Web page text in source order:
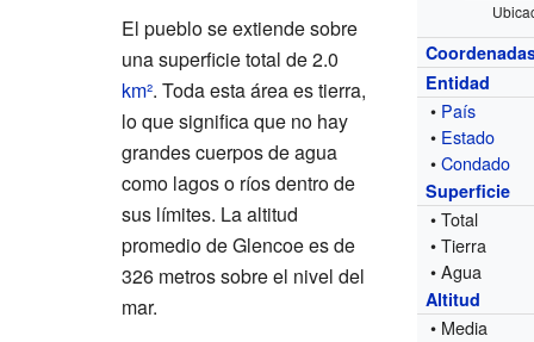
Entidad
• País
• Estado
•Condado
Superficie
• Total
• Tierra
• Agua
Altitud
• Media
El pueblo se extiende sobre
una superficie total de 2.0
km². Toda esta área es tierra,
lo que significa que no hay
grandes cuerpos de agua
como lagos o ríos dentro de
sus límites. La altitud
promedio de Glencoe es de
326 metros sobre el nivel del
mar.